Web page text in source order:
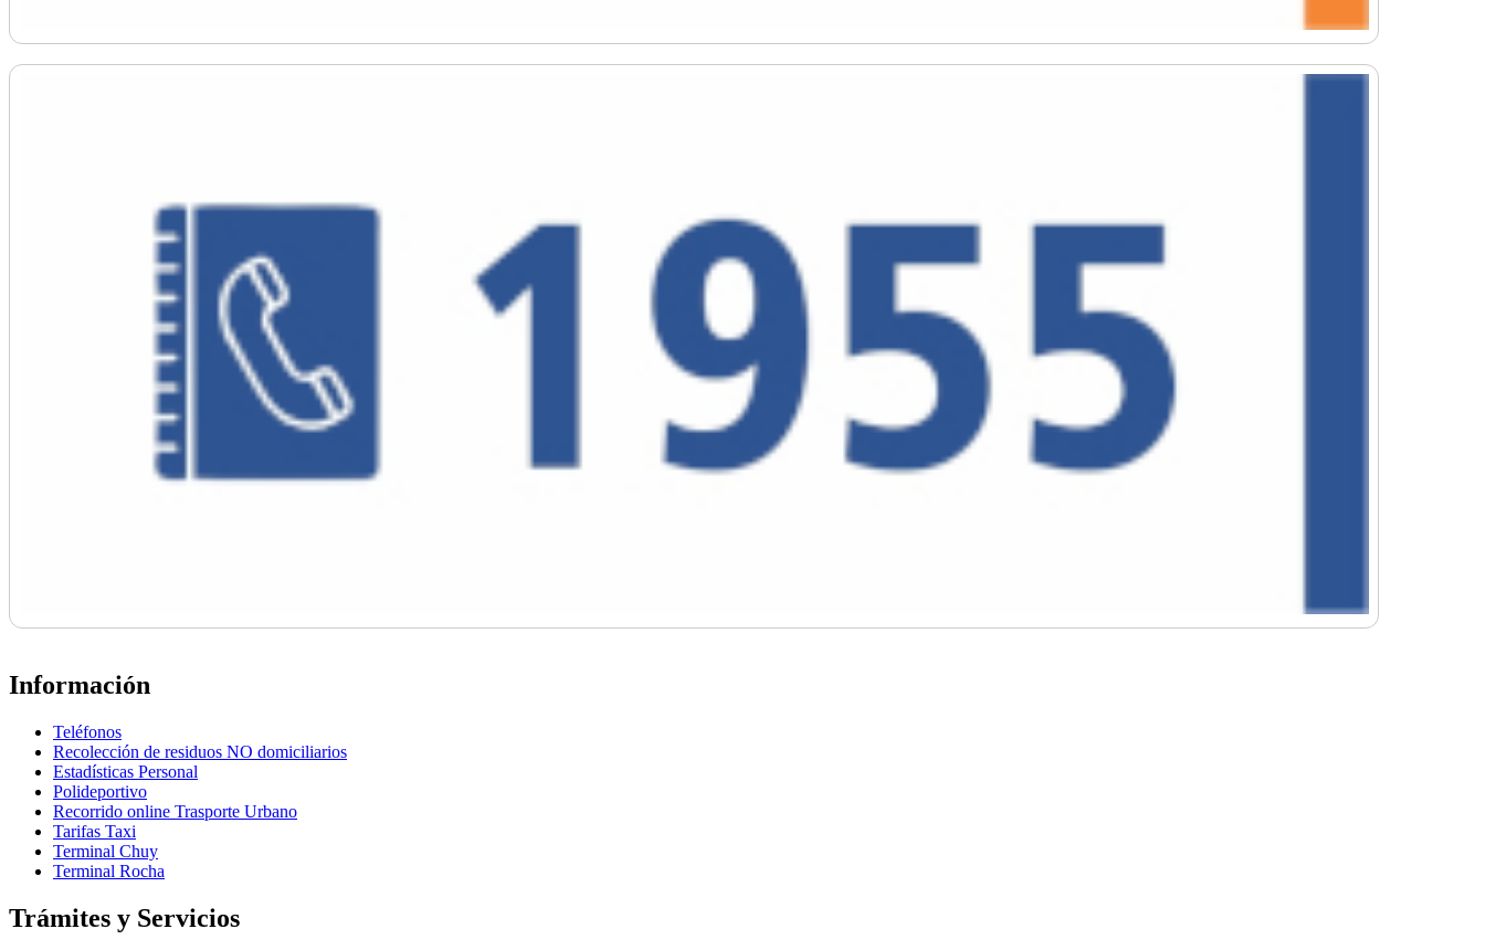
Información
Teléfonos
Recolección de residuos NO domiciliarios
Estadísticas Personal
Polideportivo
Recorrido online Trasporte Urbano
Tarifas Taxi
Terminal Chuy
Terminal Rocha
Trámites y Servicios